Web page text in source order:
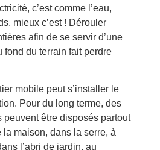
c’est comme l’eau,
mieux c’est ! Dérouler
afin de se servir d’une
fond du terrain fait perdre
mobile peut s’installer le
Pour du long terme, des
peuvent être disposés partout
la maison, dans la serre, à
l’abri de jardin, au